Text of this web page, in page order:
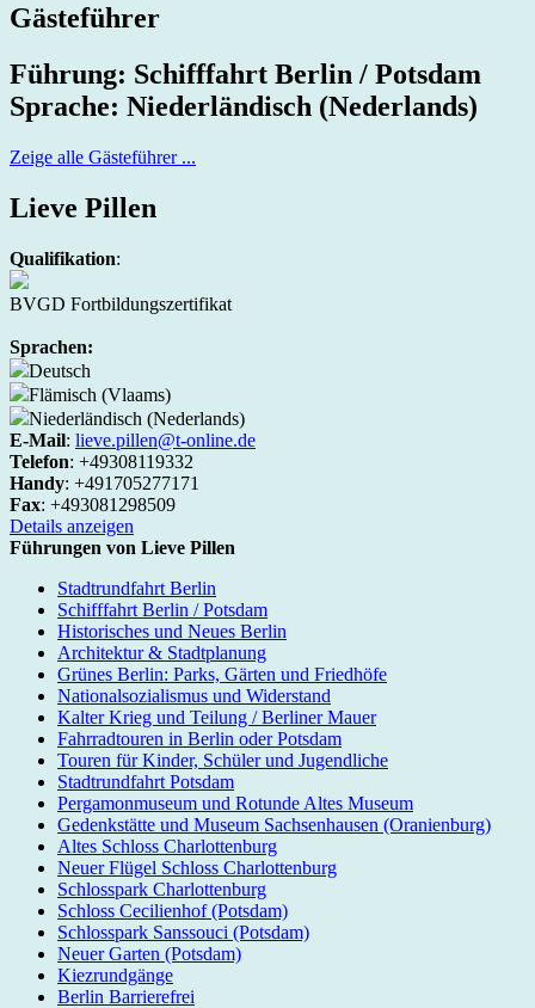
Gästeführer
Führung: Schifffahrt Berlin / Potsdam
Sprache: Niederländisch (Nederlands)
Zeige alle Gästeführer ...
Lieve Pillen
Qualifikation:
BVGD Fortbildungszertifikat
Sprachen:
Deutsch
Flämisch (Vlaams)
Niederländisch (Nederlands)
E-Mail: lieve.pillen@t-online.de
Telefon: +49308119332
Handy: +491705277171
Fax: +493081298509
Details anzeigen
Führungen von Lieve Pillen
Stadtrundfahrt Berlin
Schifffahrt Berlin / Potsdam
Historisches und Neues Berlin
Architektur & Stadtplanung
Grünes Berlin: Parks, Gärten und Friedhöfe
Nationalsozialismus und Widerstand
Kalter Krieg und Teilung / Berliner Mauer
Fahrradtouren in Berlin oder Potsdam
Touren für Kinder, Schüler und Jugendliche
Stadtrundfahrt Potsdam
Pergamonmuseum und Rotunde Altes Museum
Gedenkstätte und Museum Sachsenhausen (Oranienburg)
Altes Schloss Charlottenburg
Neuer Flügel Schloss Charlottenburg
Schlosspark Charlottenburg
Schloss Cecilienhof (Potsdam)
Schlosspark Sanssouci (Potsdam)
Neuer Garten (Potsdam)
Kiezrundgänge
Berlin Barrierefrei